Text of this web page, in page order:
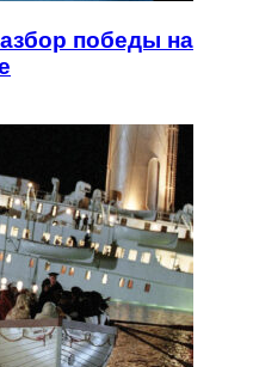
победы на